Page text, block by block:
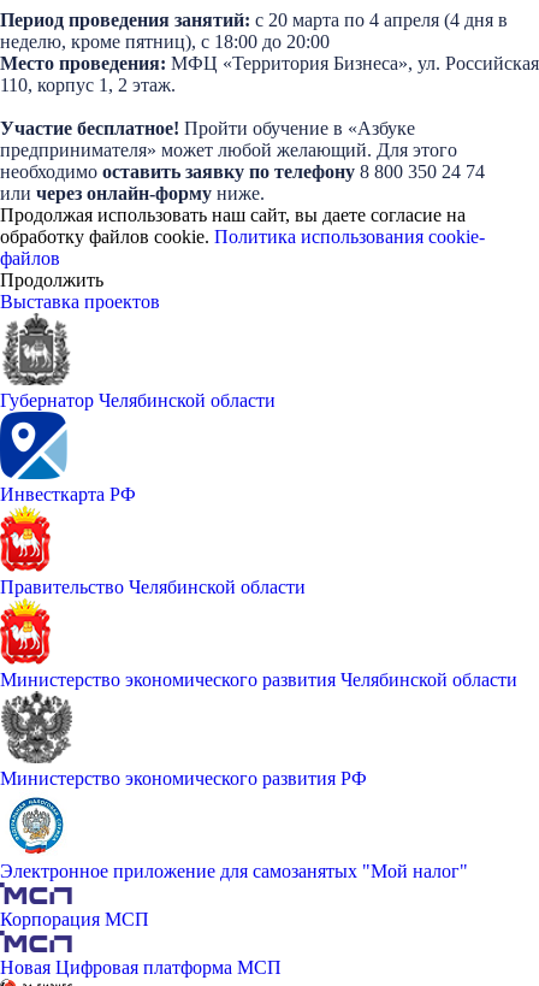
Период проведения занятий: с 20 марта по 4 апреля (4 дня в
неделю, кроме пятниц), с 18:00 до 20:00
Место проведения: МФЦ «Территория Бизнеса», ул. Российская
110, корпус 1, 2 этаж.
Участие бесплатное! Пройти обучение в «Азбуке
предпринимателя» может любой желающий. Для этого
необходимо оставить заявку по телефону 8 800 350 24 74
или через онлайн-форму ниже.
Продолжая использовать наш сайт, вы даете согласие на
обработку файлов cookie. Политика использования cookie-
файлов
Продолжить
Выставка проектов
Губернатор Челябинской области
Инвесткарта РФ
Правительство Челябинской области
Министерство экономического развития Челябинской области
Министерство экономического развития РФ
Электронное приложение для самозанятых "Мой налог"
Корпорация МСП
Новая Цифровая платформа МСП